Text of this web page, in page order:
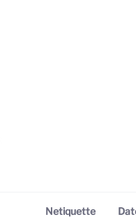
Netiquette